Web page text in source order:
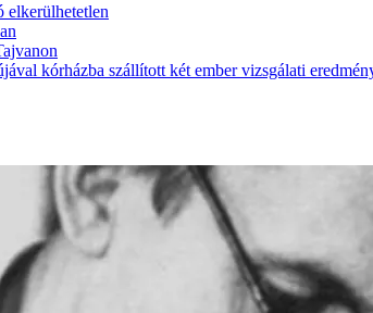
kórházba szállított két ember vizsgálati